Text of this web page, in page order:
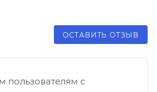
ОСТАВИТЬ ОТЗЫВ
пользователям с